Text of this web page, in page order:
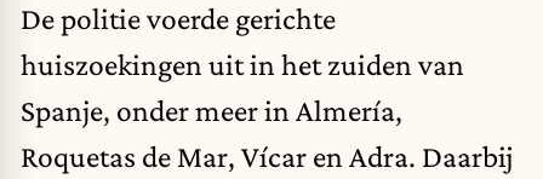
De politie voerde gerichte
huiszoekingen uit in het zuiden van
Spanje, onder meer in Almería,
Roquetas de Mar, Vícar en Adra. Daarbij